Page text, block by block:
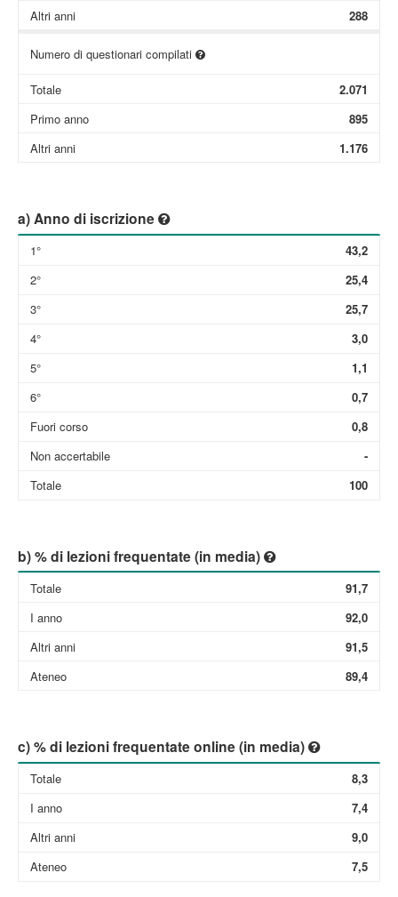
Altri anni
288
Numero di questionari compilati
Totale
2.071
Primo anno
895
Altri anni
1.176
a) Anno di iscrizione
1°
2°
3°
4°
5°
6°
Fuori corso
Non accertabile
Totale
43,2
25,4
25,7
3,0
1,1
0,7
0,8
-
100
b) % di lezioni frequentate (in media)
Totale
I anno
Altri anni
Ateneo
91,7
92,0
91,5
89,4
c) % di lezioni frequentate online (in media)
Totale
I anno
Altri anni
Ateneo
8,3
7,4
9,0
7,5